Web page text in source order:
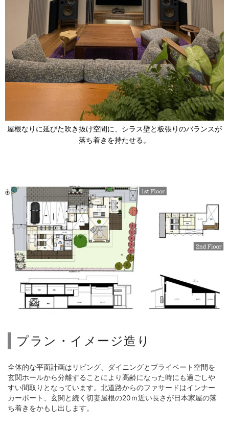
屋根なりに延びた吹き抜け空間に、シラス壁と板張りのバランスが
落ち着きを持たせる。
プラン・イメージ造り
全体的な平面計画はリビング、ダイニングとプライベート空間を
玄関ホールから分離することにより高齢になった時にも過ごしや
すい間取りとなっています。北道路からのファサードはインナー
カーポート、玄関と続く切妻屋根の20ｍ近い長さが日本家屋の落
ち着きをかもし出します。